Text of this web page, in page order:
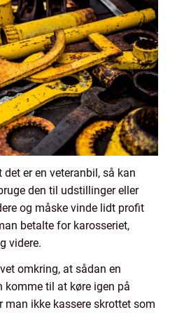
er en veteranbil, så kan
den til udstillinger eller
og måske vinde lidt profit
betalte for karosseriet,
videre.
omkring, at sådan en
til at køre igen på
man ikke kassere skrottet som